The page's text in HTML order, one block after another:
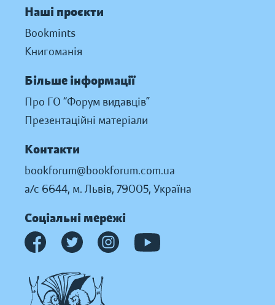
Наші проєкти
Bookmints
Книгоманія
Більше інформації
Про ГО “Форум видавців”
Презентаційні матеріали
Контакти
bookforum@bookforum.com.ua
а/с 6644, м. Львів, 79005, Україна
Соціальні мережі